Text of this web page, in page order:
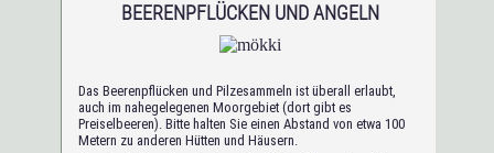
BEERENPFLÜCKEN UND ANGELN
Das Beerenpflücken und Pilzesammeln ist überall erlaubt,
auch im nahegelegenen Moorgebiet (dort gibt es
Preiselbeeren). Bitte halten Sie einen Abstand von etwa 100
Metern zu anderen Hütten und Häusern.